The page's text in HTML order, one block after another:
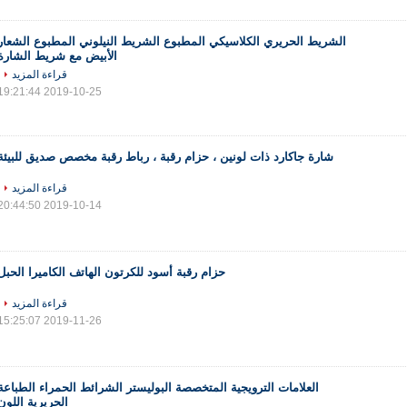
الشريط الحريري الكلاسيكي المطبوع الشريط النيلوني المطبوع
الأبيض مع شريط
قراءة المزيد
2019-10-25 19:21:44
شارة جاكارد ذات لونين ، حزام رقبة ، رباط رقبة مخصص صديق
قراءة المزيد
2019-10-14 20:44:50
حزام رقبة أسود للكرتون الهاتف الكاميرا
قراءة المزيد
2019-11-26 15:25:07
العلامات الترويجية المتخصصة البوليستر الشرائط الحمراء
الحريرية